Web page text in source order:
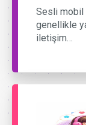
Sesli
genellikle
iletişim…